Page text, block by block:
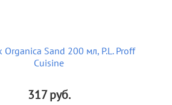
Organica Sand 200 мл, P.L. Proff
Cuisine
317руб.